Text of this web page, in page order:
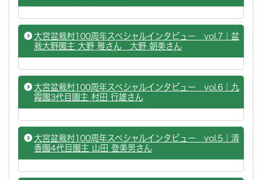
大宮盆栽村100周年スペシャルインタビュー vol.7｜盆
栽大野園主 大野 雅さん 大野 朝美さん
大宮盆栽村100周年スペシャルインタビュー vol.6｜九
霞園3代目園主 村田 行雄さん
大宮盆栽村100周年スペシャルインタビュー vol.5｜清
香園4代目園主 山田 登美男さん